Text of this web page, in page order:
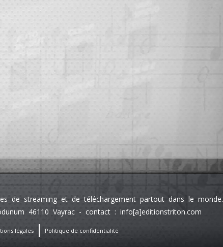
de streaming et de téléchargement partout dans le monde.
46110 Vayrac - contact : info[a]editionstriton.com
légales Politique de confidentialité